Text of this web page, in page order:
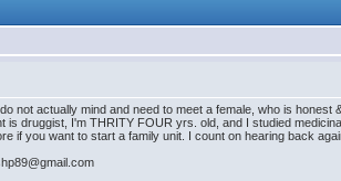
not actually mind and need to meet a female, who is
druggist, I'm THRITY FOUR yrs. old, and I studied
if you want to start a family unit. I count on hearing back